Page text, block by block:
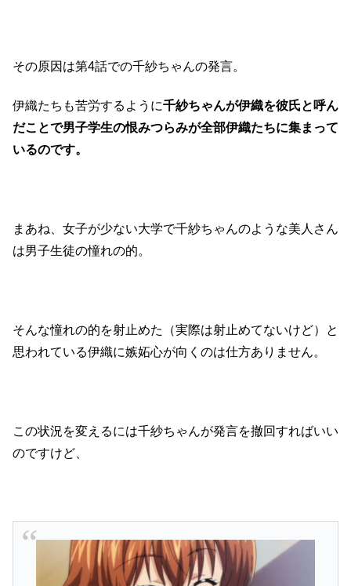
その原因は第4話での千紗ちゃんの発言。
伊織たちも苦労するように千紗ちゃんが伊織を彼氏と呼ん
だことで男子学生の恨みつらみが全部伊織たちに集まって
いるのです。
まあね、女子が少ない大学で千紗ちゃんのような美人さん
は男子生徒の憧れの的。
そんな憧れの的を射止めた（実際は射止めてないけど）と
思われている伊織に嫉妬心が向くのは仕方ありません。
この状況を変えるには千紗ちゃんが発言を撤回すればいい
のですけど、